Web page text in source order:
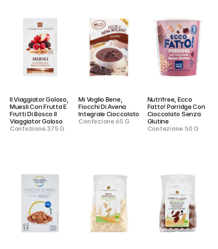
Il Viaggiator Goloso,
Muesli Con Frutta E
Frutti Di Bosco Il
Viaggiator Goloso
Confezione 375 G
Mi Voglio Bene,
Fiocchi Di Avena
Integrale Cioccolato
Confezione 65 G
Nutrifree, Ecco
Fatto! Porridge Con
Cioccolato Senza
Glutine
Confezione 50 G